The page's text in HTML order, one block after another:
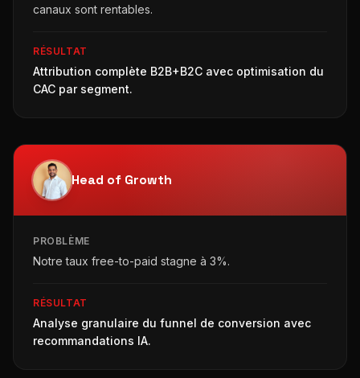
canaux sont rentables.
RÉSULTAT
Attribution complète B2B+B2C avec optimisation du
CAC par segment.
Head of Growth
PROBLÈME
Notre taux free-to-paid stagne à 3%.
RÉSULTAT
Analyse granulaire du funnel de conversion avec
recommandations IA.